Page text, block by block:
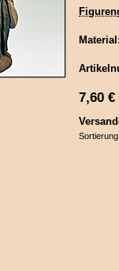
7,60 €